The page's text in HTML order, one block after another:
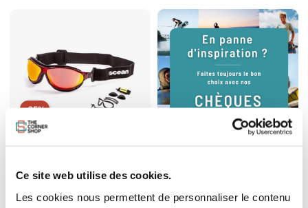
Ce site web utilise des cookies.
Les cookies nous permettent de personnaliser le contenu
-25%
Epuisé
Tierra de Fuego - Rouge Verres
Prix de base
119,00 € Prix
89,25 €